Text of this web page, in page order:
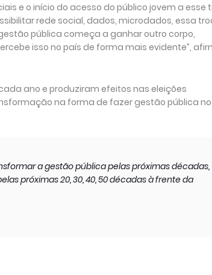
e o início do acesso do público jovem a esse
rede social, dados, microdados, essa
pública começa a ganhar outro corpo,
isso no país de forma mais evidente”,
ano e produziram efeitos nas eleições
na forma de fazer gestão pública no
a gestão pública pelas próximas décadas,
próximas 20, 30, 40, 50 décadas à frente da